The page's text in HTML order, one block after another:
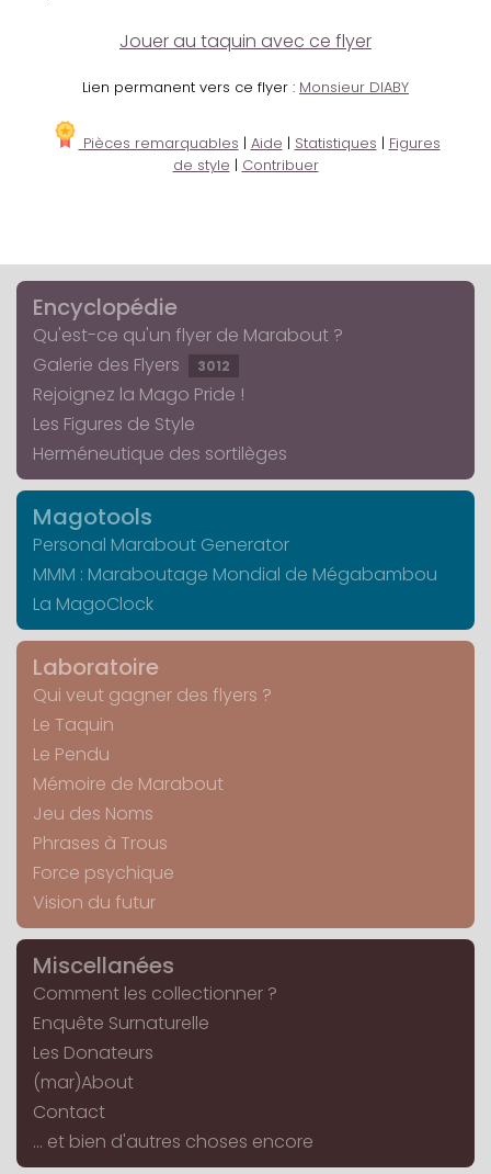
Jouer au taquin avec ce flyer
Lien permanent vers ce flyer : Monsieur DIABY
Pièces remarquables | Aide | Statistiques | Figures
de style | Contribuer
Encyclopédie
Qu'est-ce qu'un flyer de Marabout ?
Galerie des Flyers
3012
Rejoignez la Mago Pride !
Les Figures de Style
Herméneutique des sortilèges
Magotools
Personal Marabout Generator
MMM : Maraboutage Mondial de Mégabambou
La MagoClock
Laboratoire
Qui veut gagner des flyers ?
Le Taquin
Le Pendu
Mémoire de Marabout
Jeu des Noms
Phrases à Trous
Force psychique
Vision du futur
Miscellanées
Comment les collectionner ?
Enquête Surnaturelle
Les Donateurs
(mar)About
Contact
... et bien d'autres choses encore